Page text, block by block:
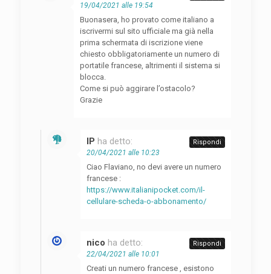
19/04/2021 alle 19:54
Buonasera, ho provato come italiano a
iscrivermi sul sito ufficiale ma già nella
prima schermata di iscrizione viene
chiesto obbligatoriamente un numero di
portatile francese, altrimenti il sistema si
blocca.
Come si può aggirare l’ostacolo?
Grazie
IP ha detto:
20/04/2021 alle 10:23
Ciao Flaviano, no devi avere un numero
francese :
https://www.italianipocket.com/il-
cellulare-scheda-o-abbonamento/
Rispondi
nico ha detto:
22/04/2021 alle 10:01
Creati un numero francese , esistono
Rispondi